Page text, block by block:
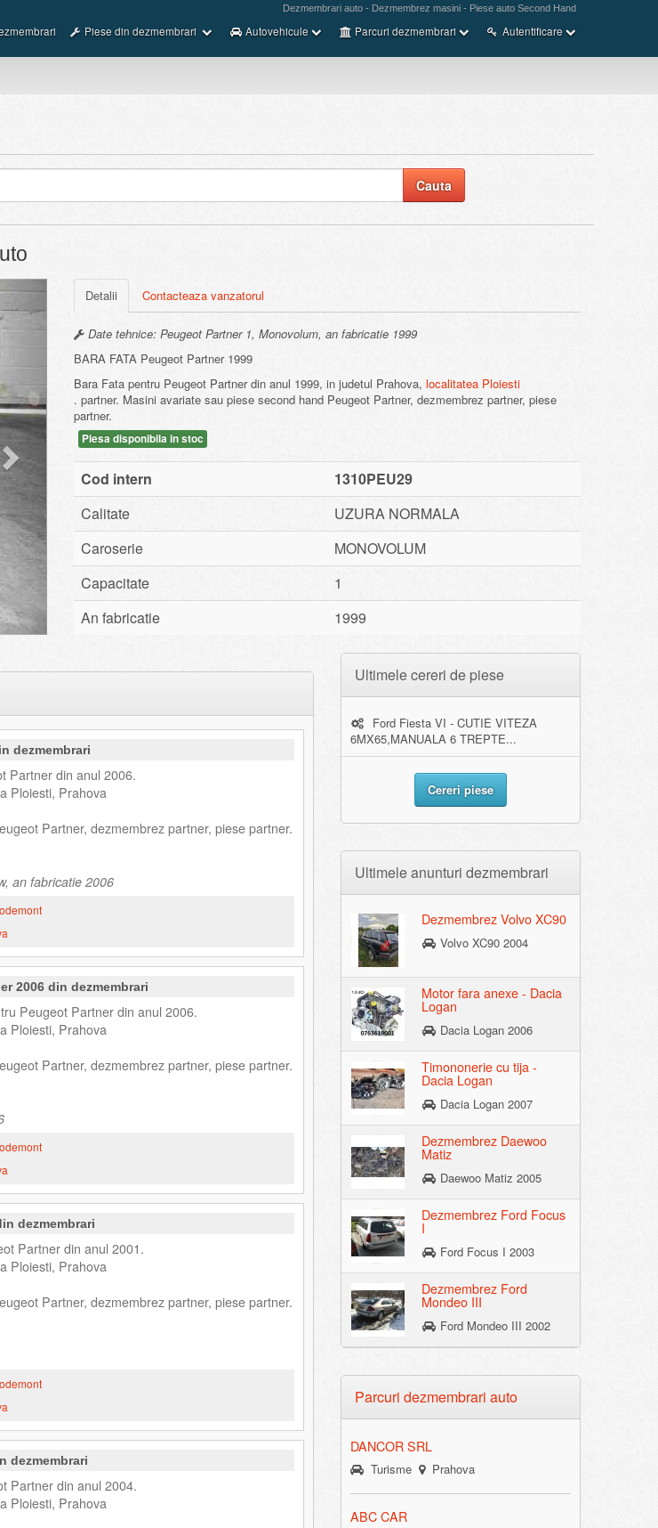
Dezmembrari auto - Dezmembrez masini - Piese auto Second Hand
Piese din dezmembrari Autovehicule Parcuri dezmembrari Autentificare
Next Detalii Contacteaza vanzatorul
Date tehnice: Peugeot Partner 1, Monovolum, an fabricatie 1999
BARA FATA Peugeot Partner 1999
Bara Fata pentru Peugeot Partner din anul 1999, in judetul Prahova, localitatea Ploiesti
. partner. Masini avariate sau piese second hand Peugeot Partner, dezmembrez partner, piese
partner.
Piesa disponibila in stoc
Cod intern
1310PEU29
Calitate
UZURA NORMALA
Caroserie
MONOVOLUM
Capacitate
1
An fabricatie
1999
dezmembrari
Partner din anul 2006.
Ploiesti, Prahova
Partner, dezmembrez partner, piese partner.
an fabricatie 2006
2006 din dezmembrari
Peugeot Partner din anul 2006.
Ploiesti, Prahova
Partner, dezmembrez partner, piese partner.
dezmembrari
Partner din anul 2001.
Ploiesti, Prahova
Partner, dezmembrez partner, piese partner.
dezmembrari
Partner din anul 2004.
Ploiesti, Prahova
Ultimele cereri de piese
Ford Fiesta VI - CUTIE VITEZA
6MX65,MANUALA 6 TREPTE...
Cereri piese
Ultimele anunturi dezmembrari
Dezmembrez Volvo XC90
Volvo XC90 2004
Motor fara anexe - Dacia
Logan
Dacia Logan 2006
Timononerie cu tija -
Dacia Logan
Dacia Logan 2007
Dezmembrez Daewoo
Matiz
Daewoo Matiz 2005
Dezmembrez Ford Focus
I
Ford Focus I 2003
Dezmembrez Ford
Mondeo III
Ford Mondeo III 2002
Parcuri dezmembrari auto
DANCOR SRL
Turisme Prahova
ABC CAR